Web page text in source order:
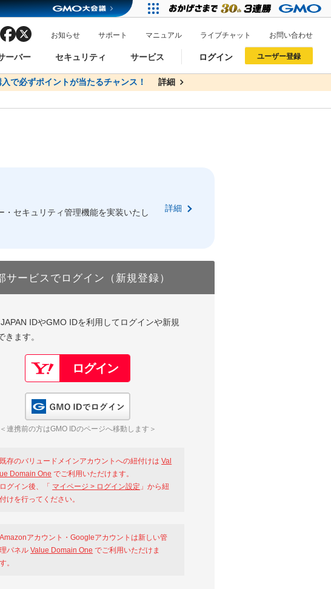
ーバー セキュリティ サービス
API
facebook お知らせ サポート マニュアル ライブチャット お問い合わせ
ログイン
ンタルサーバーを含む最新の機能を使う方
以下でもログイン可能
ユーザー登録
ンタルサーバーを含む最新の機能を使う方
以下でも登録可能
で必ずポイントが当たるチャンス！ 詳細
ー料金1年間無料 詳細
セキュリティ管理機能を実装いたし
詳細
サービスでログイン（新規登録）
IDやGMO IDを利用してログインや新規
きます。
＜連携前の方はGMO IDのページへ移動します＞
既存のバリュードメインアカウントへの紐付けはVal
ue Domain One でご利用いただけます。
ログイン後、「 マイページ > ログイン設定 」から紐
付けを行ってください。
Amazonアカウント・Googleアカウントは新しい管
理パネルValue Domain One でご利用いただけま
す。